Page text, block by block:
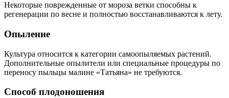
Некоторые поврежденные от мороза ветки способны к
регенерации по весне и полностью восстанавливаются к лету.
Опыление
Культура относится к категории самоопыляемых растений.
Дополнительные опылители или специальные процедуры по
переносу пыльцы малине «Татьяна» не требуются.
Способ плодоношения